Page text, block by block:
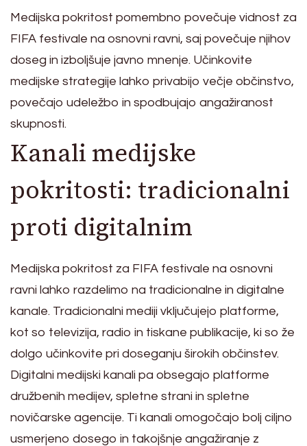
Medijska pokritost pomembno povečuje vidnost za
FIFA festivale na osnovni ravni, saj povečuje njihov
doseg in izboljšuje javno mnenje. Učinkovite
medijske strategije lahko privabijo večje občinstvo,
povečajo udeležbo in spodbujajo angažiranost
skupnosti.
Kanali medijske
pokritosti: tradicionalni
proti digitalnim
Medijska pokritost za FIFA festivale na osnovni
ravni lahko razdelimo na tradicionalne in digitalne
kanale. Tradicionalni mediji vključujejo platforme,
kot so televizija, radio in tiskane publikacije, ki so že
dolgo učinkovite pri doseganju širokih občinstev.
Digitalni medijski kanali pa obsegajo platforme
družbenih medijev, spletne strani in spletne
novičarske agencije. Ti kanali omogočajo bolj ciljno
usmerjeno dosego in takojšnje angažiranje z